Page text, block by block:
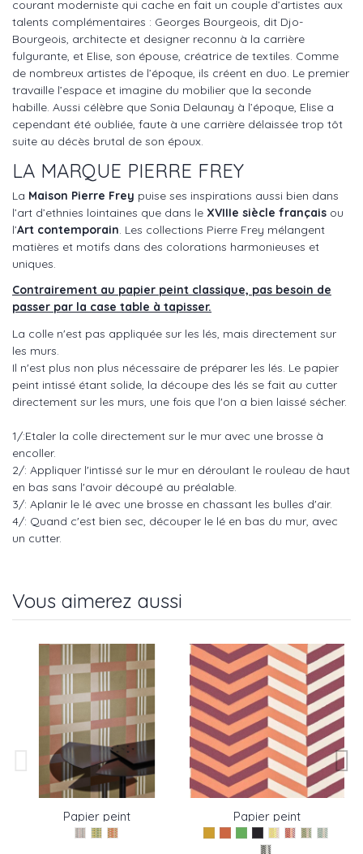
courant moderniste qui cache en fait un couple d’artistes aux
talents complémentaires : Georges Bourgeois, dit Djo-
Bourgeois, architecte et designer reconnu à la carrière
fulgurante, et Elise, son épouse, créatrice de textiles. Comme
de nombreux artistes de l’époque, ils créent en duo. Le premier
travaille l’espace et imagine du mobilier que la seconde
habille. Aussi célèbre que Sonia Delaunay à l’époque, Elise a
cependant été oubliée, faute à une carrière délaissée trop tôt
suite au décès brutal de son époux.
LA MARQUE PIERRE FREY
La Maison Pierre Frey puise ses inspirations aussi bien dans
l’art d’ethnies lointaines que dans le XVIIIe siècle français ou
l’Art contemporain. Les collections Pierre Frey mélangent
matières et motifs dans des colorations harmonieuses et
uniques.
Contrairement au papier peint classique, pas besoin de
passer par la case table à tapisser.
La colle n'est pas appliquée sur les lés, mais directement sur
les murs.
Il n'est plus non plus nécessaire de préparer les lés. Le papier
peint intissé étant solide, la découpe des lés se fait au cutter
directement sur les murs, une fois que l'on a bien laissé sécher.
1/:Etaler la colle directement sur le mur avec une brosse à
encoller.
2/: Appliquer l'intissé sur le mur en déroulant le rouleau de haut
en bas sans l'avoir découpé au préalable.
3/: Aplanir le lé avec une brosse en chassant les bulles d'air.
4/: Quand c'est bien sec, découper le lé en bas du mur, avec
un cutter.
Vous aimerez aussi
Papier peint
MELBOURNE de Pierre
Papier peint
MINNEAPOLIS de Pierre
Frey